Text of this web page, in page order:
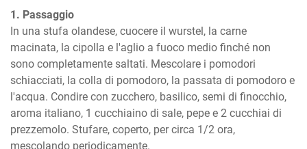
1. Passaggio
In una stufa olandese, cuocere il wurstel, la carne
macinata, la cipolla e l'aglio a fuoco medio finché non
sono completamente saltati. Mescolare i pomodori
schiacciati, la colla di pomodoro, la passata di pomodoro e
l'acqua. Condire con zucchero, basilico, semi di finocchio,
aroma italiano, 1 cucchiaino di sale, pepe e 2 cucchiai di
prezzemolo. Stufare, coperto, per circa 1/2 ora,
mescolando periodicamente.